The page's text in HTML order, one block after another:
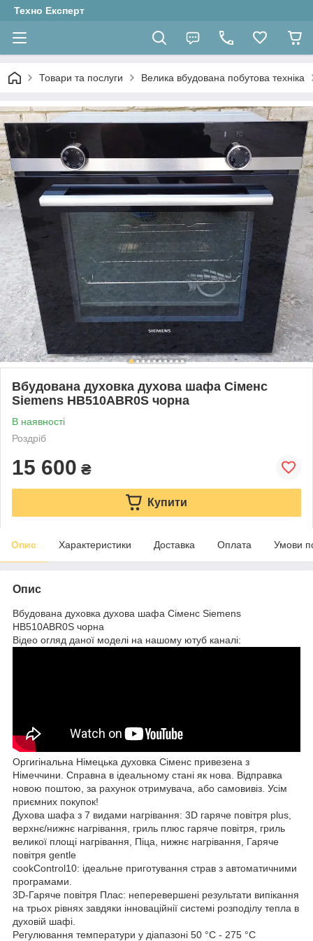
Техно Експерт
Товари та послуги Велика вбудована побутова техніка
Вбудована духовка духова шафа Сіменс
Siemens HB510ABR0S чорна
В наявності
Роздріб
15 600 ₴
Купити
Опис Характеристики Доставка Оплата Умови
Опис
Вбудована духовка духова шафа Сіменс Siemens
HB510ABR0S чорна
Відео огляд даної моделі на нашому ютуб каналі:
Оргигінальна Німецька духовка Сіменс привезена з
Німеччини. Справна в ідеальному стані як нова. Відправка
новою поштою, за рахунок отримувача, або самовивіз. Усім
приємних покупок!
Духова шафа з 7 видами нагрівання: 3D гаряче повітря plus,
верхнє/нижнє нагрівання, гриль плюс гаряче повітря, гриль
великої площі нагрівання, Піца, нижнє нагрівання, Гаряче
повітря gentle
cookControl10: ідеальне приготування страв з автоматичними
програмами.
3D-Гаряче повітря Плас: неперевершені результати випікання
на трьох рівнях завдяки інноваційнії системі розподілу тепла в
духовій шафі.
Pегулювання температури у діапазоні 50 °C - 275 °C